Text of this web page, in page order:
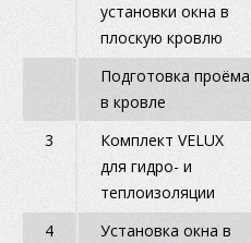
установки окна в
плоскую кровлю
Подготовка проёма
в кровле
3
Комплект VELUX
для гидро- и
теплоизоляции
4
Установка окна в